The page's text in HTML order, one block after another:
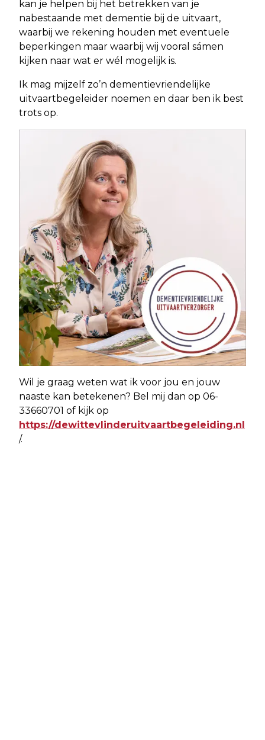
kan je helpen bij het betrekken van je
nabestaande met dementie bij de uitvaart,
waarbij we rekening houden met eventuele
beperkingen maar waarbij wij vooral sámen
kijken naar wat er wél mogelijk is.
Ik mag mijzelf zo’n dementievriendelijke
uitvaartbegeleider noemen en daar ben ik best
trots op.
Wil je graag weten wat ik voor jou en jouw
naaste kan betekenen? Bel mij dan op 06-
33660701 of kijk op
https://dewittevlinderuitvaartbegeleiding.nl
/.